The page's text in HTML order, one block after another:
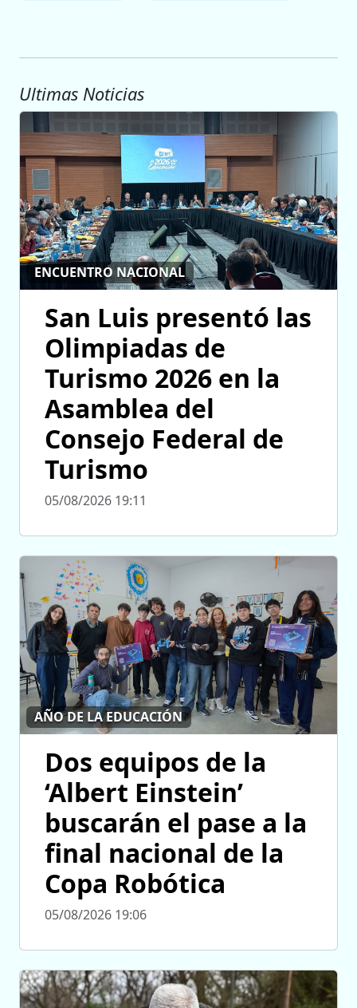
Ultimas Noticias
ENCUENTRO NACIONAL
San Luis presentó las
Olimpiadas de
Turismo 2026 en la
Asamblea del
Consejo Federal de
Turismo
05/08/2026 19:11
AÑO DE LA EDUCACIÓN
Dos equipos de la
‘Albert Einstein’
buscarán el pase a la
final nacional de la
Copa Robótica
05/08/2026 19:06